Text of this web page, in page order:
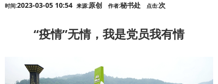
时间:2023-03-05 10:54 来源:原创 作者:秘书处 点击:次
“疫情”无情，我是党员我有情